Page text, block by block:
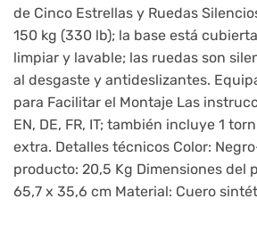
de Cinco Estrellas y Ruedas
150 kg (330 lb); la base está
limpiar y lavable; las ruedas son
al desgaste y antideslizantes.
para Facilitar el Montaje Las
EN, DE, FR, IT; también incluye 1
extra. Detalles técnicos Color:
producto: 20,5 Kg Dimensiones del
65,7 x 35,6 cm Material: Cuero